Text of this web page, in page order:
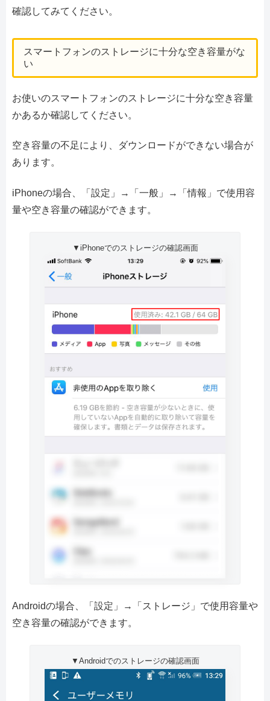
確認してみてください。
スマートフォンのストレージに十分な空き容量がな
い
お使いのスマートフォンのストレージに十分な空き容量
かあるか確認してください。
空き容量の不足により、ダウンロードができない場合が
あります。
iPhoneの場合、「設定」→「一般」→「情報」で使用容
量や空き容量の確認ができます。
▼iPhoneでのストレージの確認画面
Androidの場合、「設定」→「ストレージ」で使用容量や
空き容量の確認ができます。
▼Androidでのストレージの確認画面